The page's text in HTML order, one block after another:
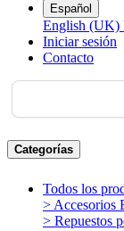
Español
English (UK)
Iniciar sesión
​Contacto
Categorías
Todos los
> Accesorios
> Repuestos